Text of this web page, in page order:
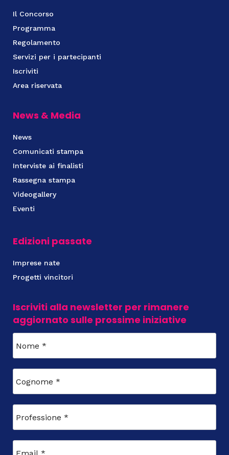
Il Concorso
Programma
Regolamento
Servizi per i partecipanti
Iscriviti
Area riservata
News & Media
News
Comunicati stampa
Interviste ai finalisti
Rassegna stampa
Videogallery
Eventi
Edizioni passate
Imprese nate
Progetti vincitori
Iscriviti alla newsletter per rimanere
aggiornato sulle prossime iniziative